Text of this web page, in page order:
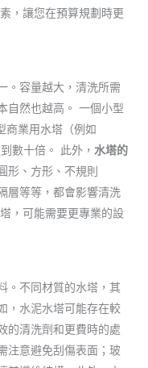
，讓您在預算規劃時更
。容量越大，清洗所需
自然也越高。 一個小型
商業用水塔（例如
數十倍。 此外， 水塔的
形、方形、不規則
層等等，都會影響清洗
，可能需要更專業的設
。不同材質的水塔，其
，水泥水塔可能存在較
的清洗劑和更費時的處
注意避免刮傷表面；玻